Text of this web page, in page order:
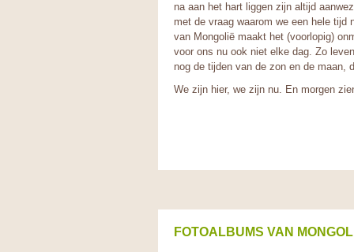
na aan het hart liggen zijn altijd
met de vraag waarom we een hele tijd
van Mongolië maakt het (voorlopig)
voor ons nu ook niet elke dag. Zo
nog de tijden van de zon en de maan,
We zijn hier, we zijn nu. En morgen
FOTOALBUMS VAN